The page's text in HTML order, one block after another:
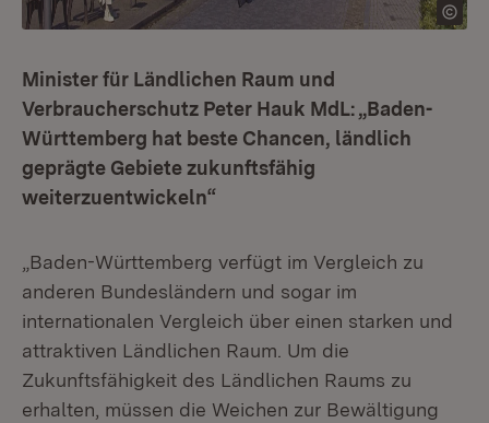
Minister für Ländlichen Raum und
Verbraucherschutz Peter Hauk MdL: „Baden-
Württemberg hat beste Chancen, ländlich
geprägte Gebiete zukunftsfähig
weiterzuentwickeln“
„Baden-Württemberg verfügt im Vergleich zu
anderen Bundesländern und sogar im
internationalen Vergleich über einen starken und
attraktiven Ländlichen Raum. Um die
Zukunftsfähigkeit des Ländlichen Raums zu
erhalten, müssen die Weichen zur Bewältigung